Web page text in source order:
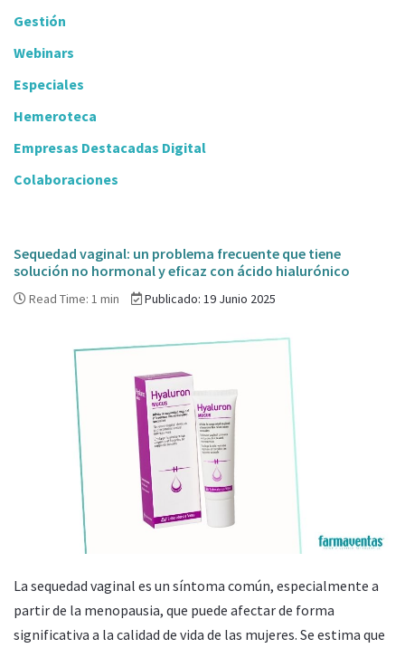
Gestión
Webinars
Especiales
Hemeroteca
Empresas Destacadas Digital
Colaboraciones
Sequedad vaginal: un problema frecuente que tiene
solución no hormonal y eficaz con ácido hialurónico
Read Time: 1 min Publicado: 19 Junio 2025
La sequedad vaginal es un síntoma común, especialmente a
partir de la menopausia, que puede afectar de forma
significativa a la calidad de vida de las mujeres. Se estima que